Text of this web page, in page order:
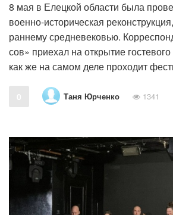
8 мая в Елецкой области была
военно-историческая
раннему средневековью.
сов» приехал на открытие
как же на самом деле проходит
0 Таня Юрченко 1341